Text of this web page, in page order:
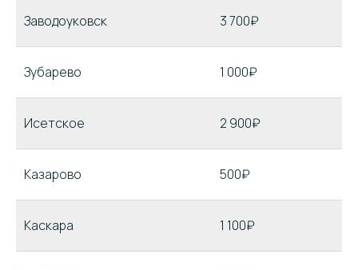
Заводоуковск 3 700₽
Зубарево 1 000₽
Исетское 2 900₽
Казарово 500₽
Каскара 1 100₽